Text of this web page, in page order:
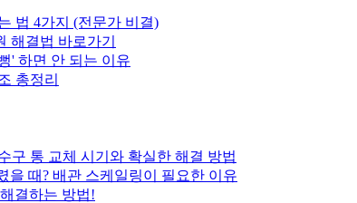
법 4가지 (전문가 비결)
해결법 바로가기
' 하면 안 되는 이유
총정리
구 통 교체 시기와 확실한 해결 방법
을 때? 배관 스케일링이 필요한 이유
결하는 방법!